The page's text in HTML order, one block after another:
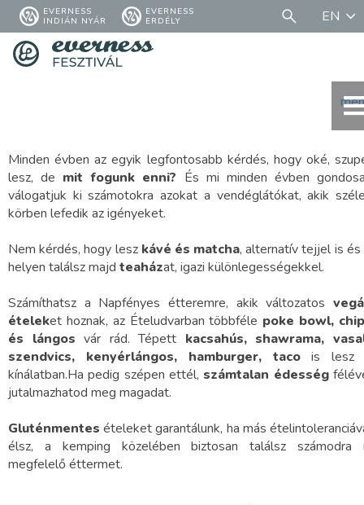
EVERNESS
INDIÁN NYÁR
EVERNESS
ERDÉLY
EN
Minden évben az egyik legfontosabb kérdés, hogy oké,
lesz, de mit fogunk enni? És mi minden évben
válogatjuk ki számotokra azokat a vendéglátókat, akik
körben lefedik az igényeket.
Nem kérdés, hogy lesz kávé és matcha, alternatív tejjel is
helyen találsz majd teaházat, igazi különlegességekkel.
Számíthatsz a Napfényes étteremre, akik változatos
ételeket hoznak, az Ételudvarban többféle poke bowl,
és lángos vár rád. Tépett kacsahús, shawrama,
szendvics, kenyérlángos, hamburger, tacois lesz
kínálatban.Ha pedig szépen ettél, számtalan édesség
jutalmazhatod meg magadat.
Gluténmentes ételeket garantálunk, ha más
élsz, a kemping közelében biztosan találsz számodra
megfelelő éttermet.